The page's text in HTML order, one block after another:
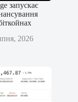
запускає
2026